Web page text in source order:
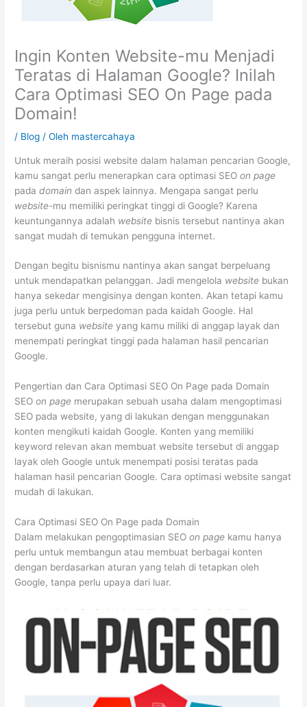
Ingin Konten Website-mu Menjadi
Teratas di Halaman Google? Inilah
Cara Optimasi SEO On Page pada
Domain!
/ Blog / Oleh mastercahaya
Untuk meraih posisi website dalam halaman pencarian Google,
kamu sangat perlu menerapkan cara optimasi SEOon page
padadomain dan aspek lainnya. Mengapa sangat perlu
website-mu memiliki peringkat tinggi di Google? Karena
keuntungannya adalah website bisnis tersebut nantinya akan
sangat mudah di temukan pengguna internet.
Dengan begitu bisnismu nantinya akan sangat berpeluang
untuk mendapatkan pelanggan. Jadi mengelola website bukan
hanya sekedar mengisinya dengan konten. Akan tetapi kamu
juga perlu untuk berpedoman pada kaidah Google. Hal
tersebut guna website yang kamu miliki di anggap layak dan
menempati peringkat tinggi pada halaman hasil pencarian
Google.
Pengertian dan Cara Optimasi SEO On Page pada Domain
SEOon page merupakan sebuah usaha dalam mengoptimasi
SEO pada website, yang di lakukan dengan menggunakan
konten mengikuti kaidah Google. Konten yang memiliki
keyword relevan akan membuat website tersebut di anggap
layak oleh Google untuk menempati posisi teratas pada
halaman hasil pencarian Google. Cara optimasi website sangat
mudah di lakukan.
Cara Optimasi SEO On Page pada Domain
Dalam melakukan pengoptimasian SEOon page kamu hanya
perlu untuk membangun atau membuat berbagai konten
dengan berdasarkan aturan yang telah di tetapkan oleh
Google, tanpa perlu upaya dari luar.